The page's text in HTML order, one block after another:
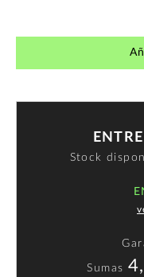
Stock
Sumas